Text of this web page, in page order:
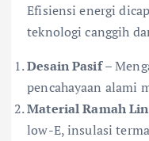
Efisiensi energi
teknologi canggih
Desain Pasif–
pencahayaan alami
Material Ramah
low-E, insulasi